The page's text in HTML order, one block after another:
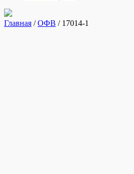
Главная /ОФВ / 17014-1